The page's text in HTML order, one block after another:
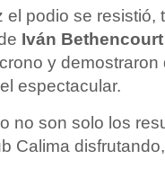
el podio se resistió,
Iván Bethencourt
y
espectacular.
no son solo los
Calima